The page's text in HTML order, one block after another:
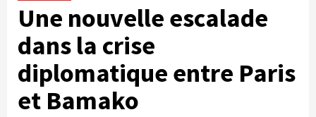
Une nouvelle escalade
dans la crise
diplomatique entre Paris
et Bamako